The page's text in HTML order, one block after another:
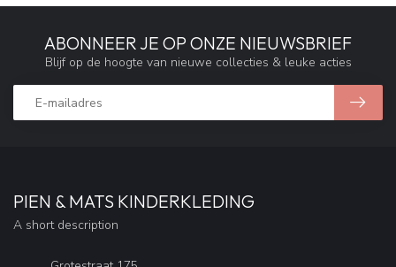
ABONNEER JE OP ONZE NIEUWSBRIEF
Blijf op de hoogte van nieuwe collecties & leuke acties
PIEN & MATS KINDERKLEDING
A short description